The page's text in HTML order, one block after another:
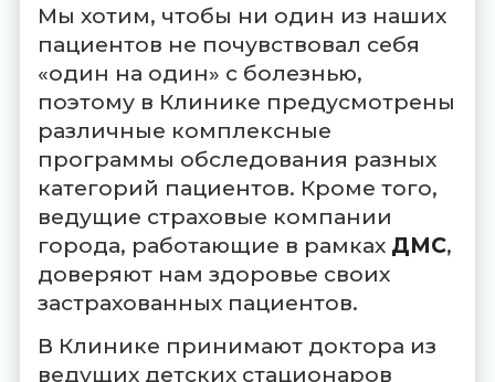
Мы хотим, чтобы ни один из наших
пациентов не почувствовал себя
«один на один» с болезнью,
поэтому в Клинике предусмотрены
различные комплексные
программы обследования разных
категорий пациентов. Кроме того,
ведущие страховые компании
города, работающие в рамках ДМС,
доверяют нам здоровье своих
застрахованных пациентов.
В Клинике принимают доктора из
ведущих детских стационаров